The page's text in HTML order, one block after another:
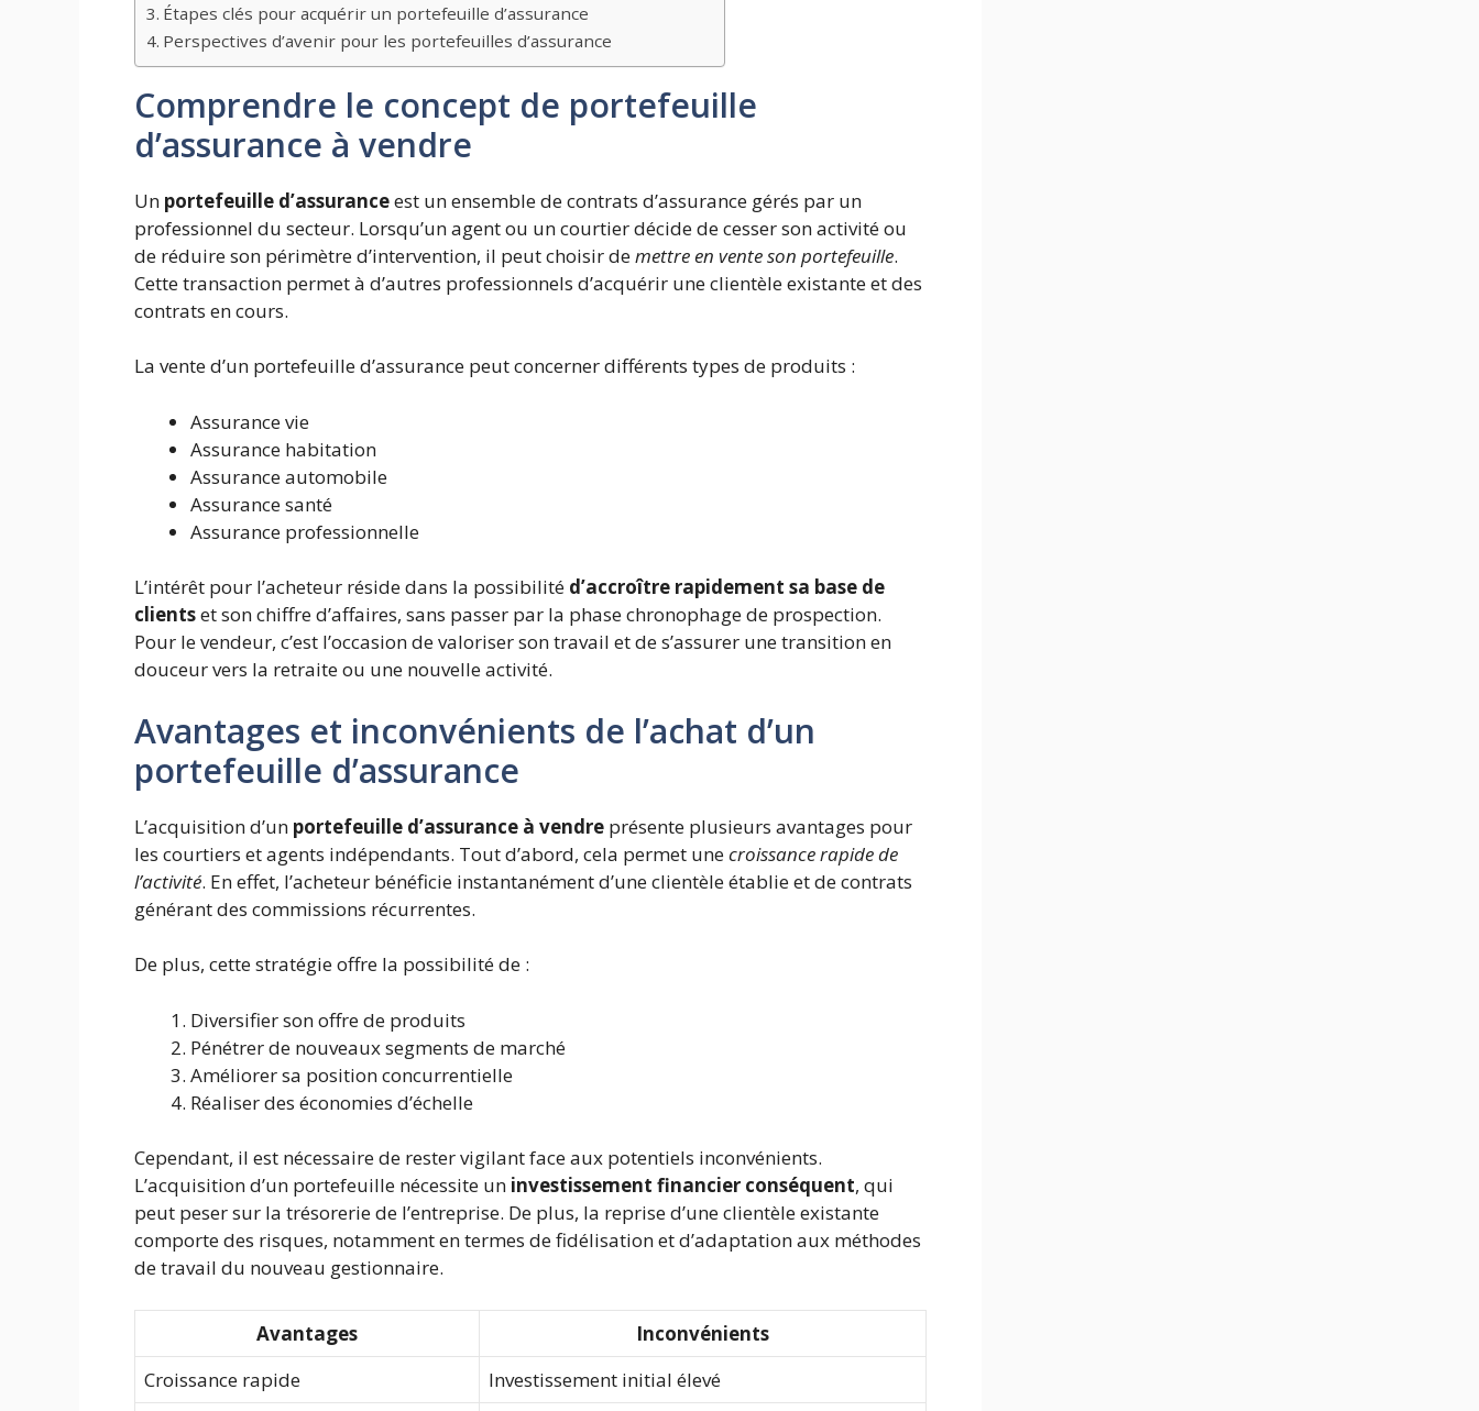
Étapes clés pour acquérir un portefeuille d’assurance
Perspectives d’avenir pour les portefeuilles d’assurance
Comprendre le concept de portefeuille
d’assurance à vendre
Un portefeuille d’assuranceest un ensemble de contrats d’assurance gérés par un
professionnel du secteur. Lorsqu’un agent ou un courtier décide de cesser son activité ou
de réduire son périmètre d’intervention, il peut choisir demettre en vente son portefeuille.
Cette transaction permet à d’autres professionnels d’acquérir une clientèle existante et des
contrats en cours.
La vente d’un portefeuille d’assurance peut concerner différents types de produits :
Assurance vie
Assurance habitation
Assurance automobile
Assurance santé
Assurance professionnelle
L’intérêt pour l’acheteur réside dans la possibilité d’accroître rapidement sa base de
clientset son chiffre d’affaires, sans passer par la phase chronophage de prospection.
Pour le vendeur, c’est l’occasion de valoriser son travail et de s’assurer une transition en
douceur vers la retraite ou une nouvelle activité.
Avantages et inconvénients de l’achat d’un
portefeuille d’assurance
L’acquisition d’un portefeuille d’assurance à vendre présente plusieurs avantages pour
les courtiers et agents indépendants. Tout d’abord, cela permet unecroissance rapide de
l’activité. En effet, l’acheteur bénéficie instantanément d’une clientèle établie et de contrats
générant des commissions récurrentes.
De plus, cette stratégie offre la possibilité de :
Diversifier son offre de produits
Pénétrer de nouveaux segments de marché
Améliorer sa position concurrentielle
Réaliser des économies d’échelle
Cependant, il est nécessaire de rester vigilant face aux potentiels inconvénients.
L’acquisition d’un portefeuille nécessite un investissement financier conséquent, qui
peut peser sur la trésorerie de l’entreprise. De plus, la reprise d’une clientèle existante
comporte des risques, notamment en termes de fidélisation et d’adaptation aux méthodes
de travail du nouveau gestionnaire.
Avantages
Inconvénients
Croissance rapide
Investissement initial élevé